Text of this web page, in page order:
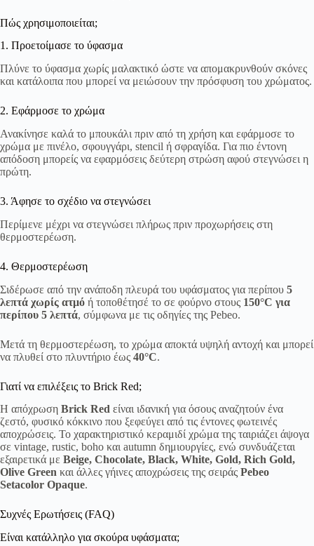
Πώς χρησιμοποιείται;
1. Προετοίμασε το ύφασμα
Πλύνε το ύφασμα χωρίς μαλακτικό ώστε να απομακρυνθούν σκόνες
και κατάλοιπα που μπορεί να μειώσουν την πρόσφυση του χρώματος.
2. Εφάρμοσε το χρώμα
Ανακίνησε καλά το μπουκάλι πριν από τη χρήση και εφάρμοσε το
χρώμα με πινέλο, σφουγγάρι, stencil ή σφραγίδα. Για πιο έντονη
απόδοση μπορείς να εφαρμόσεις δεύτερη στρώση αφού στεγνώσει η
πρώτη.
3. Άφησε το σχέδιο να στεγνώσει
Περίμενε μέχρι να στεγνώσει πλήρως πριν προχωρήσεις στη
θερμοστερέωση.
4. Θερμοστερέωση
Σιδέρωσε από την ανάποδη πλευρά του υφάσματος για περίπου 5
λεπτά χωρίς ατμό ή τοποθέτησέ το σε φούρνο στους 150°C για
περίπου 5 λεπτά, σύμφωνα με τις οδηγίες της Pebeo.
Μετά τη θερμοστερέωση, το χρώμα αποκτά υψηλή αντοχή και μπορεί
να πλυθεί στο πλυντήριο έως 40°C.
Γιατί να επιλέξεις το Brick Red;
Η απόχρωση Brick Red είναι ιδανική για όσους αναζητούν ένα
ζεστό, φυσικό κόκκινο που ξεφεύγει από τις έντονες φωτεινές
αποχρώσεις. Το χαρακτηριστικό κεραμιδί χρώμα της ταιριάζει άψογα
σε vintage, rustic, boho και autumn δημιουργίες, ενώ συνδυάζεται
εξαιρετικά με Beige, Chocolate, Black, White, Gold, Rich Gold,
Olive Green και άλλες γήινες αποχρώσεις της σειράς Pebeo
Setacolor Opaque.
Συχνές Ερωτήσεις (FAQ)
Είναι κατάλληλο για σκούρα υφάσματα;